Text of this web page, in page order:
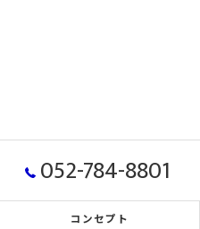
052-784-8801
コンセプト